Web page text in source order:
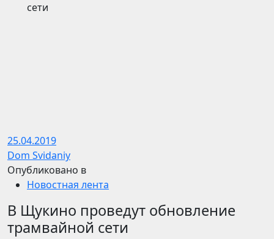
сети
25.04.2019
Dom Svidaniy
Опубликовано в
Новостная лента
В Щукино проведут обновление
трамвайной сети